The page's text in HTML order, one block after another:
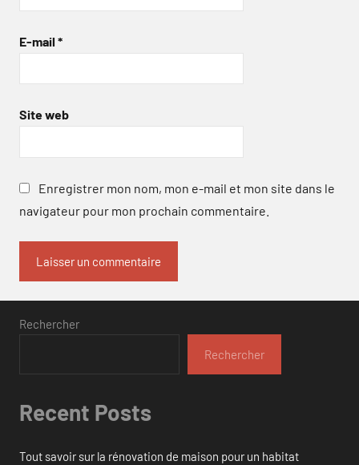
E-mail *
Site web
Enregistrer mon nom, mon e-mail et mon site dans le
navigateur pour mon prochain commentaire.
Rechercher
Rechercher
Recent Posts
Tout savoir sur la rénovation de maison pour un habitat